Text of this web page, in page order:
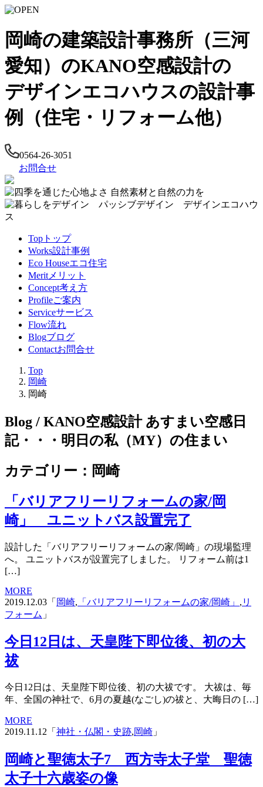
岡崎の建築設計事務所（三河
愛知）のKANO空感設計の
デザインエコハウスの設計事
例（住宅・リフォーム他）
0564-26-3051
お問合せ
Top トップ
Works設計事例
Eco Houseエコ住宅
Merit メリット
Concept考え方
Profileご案内
Serviceサービス
Flow流れ
Blogブログ
Contactお問合せ
Top
岡崎
岡崎
Blog / KANO空感設計 あすまい空感日
記・・・明日の私（MY）の住まい
カテゴリー：岡崎
「バリアフリーリフォームの家/岡
崎」 ユニットバス設置完了
設計した「バリアフリーリフォームの家/岡崎」の現場監理
へ。 ユニットバスが設置完了しました。 リフォーム前は1
[…]
MORE
2019.12.03「 岡崎, 「バリアフリーリフォームの家/岡崎」 , リ
フォーム 」
今日12日は、天皇陛下即位後、初の大
祓
今日12日は、天皇陛下即位後、初の大祓です。 大祓は、毎
年、全国の神社で、6月の夏越(なごし)の祓と、大晦日の […]
MORE
2019.11.12「 神社・仏閣・史跡,岡崎 」
岡崎と聖徳太子7 西方寺太子堂 聖徳
太子十六歳姿の像